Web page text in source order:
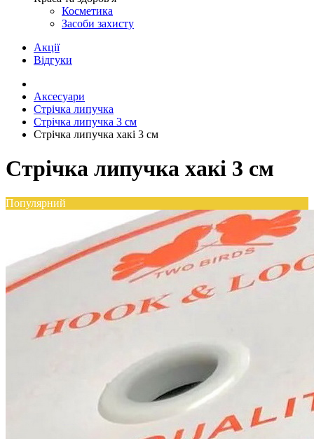
Косметика
Засоби захисту
Акції
Відгуки
Аксесуари
Стрічка липучка
Стрічка липучка 3 см
Стрічка липучка хакі 3 см
Стрічка липучка хакі 3 см
Популярний